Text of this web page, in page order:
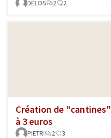
DELOS 2 2
Création de
à 3 euros
PIETRI 2 3